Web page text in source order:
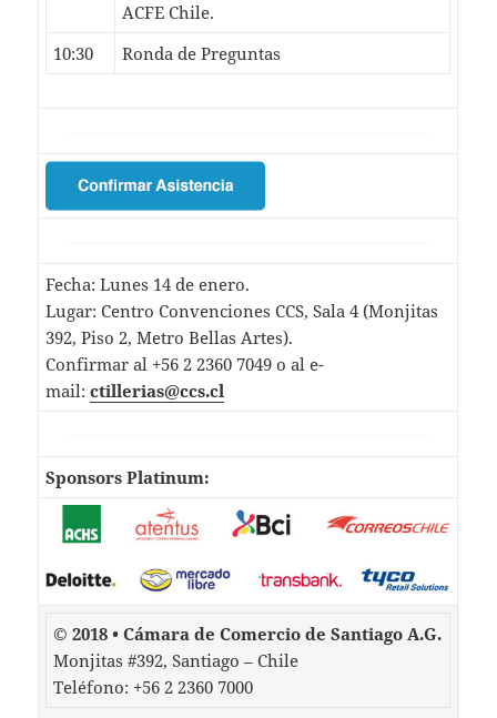
ACFE Chile.
10:30
Ronda de Preguntas
Fecha: Lunes 14 de enero.
Lugar: Centro Convenciones CCS, Sala 4 (Monjitas
392, Piso 2, Metro Bellas Artes).
Confirmar al +56 2 2360 7049 o al e-
mail:ctillerias@ccs.cl
Sponsors Platinum:
© 2018 • Cámara de Comercio de Santiago A.G.
Monjitas #392, Santiago – Chile
Teléfono: +56 2 2360 7000